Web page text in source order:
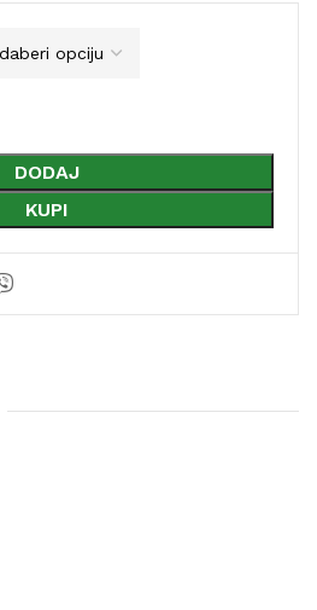
DODAJ
KUPI